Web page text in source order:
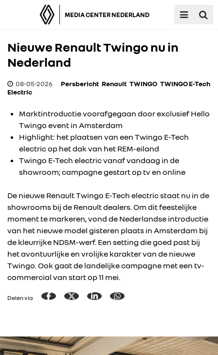
MEDIA CENTER NEDERLAND
Nieuwe Renault Twingo nu in
Nederland
08-05-2026 Persbericht Renault TWINGO TWINGO E-Tech
Electric
Marktintroductie voorafgegaan door exclusief Hello
Twingo event in Amsterdam
Highlight: het plaatsen van een Twingo E-Tech
electric op het dak van het REM-eiland
Twingo E-Tech electric vanaf vandaag in de
showroom; campagne gestart op tv en online
De nieuwe Renault Twingo E-Tech electric staat nu in de
showrooms bij de Renault dealers. Om dit feestelijke
moment te markeren, vond de Nederlandse introductie
van het nieuwe model gisteren plaats in Amsterdam bij
de kleurrijke NDSM-werf. Een setting die goed past bij
het avontuurlijke en vrolijke karakter van de nieuwe
Twingo. Ook gaat de landelijke campagne met een tv-
commercial van start op 11 mei.
Delen via